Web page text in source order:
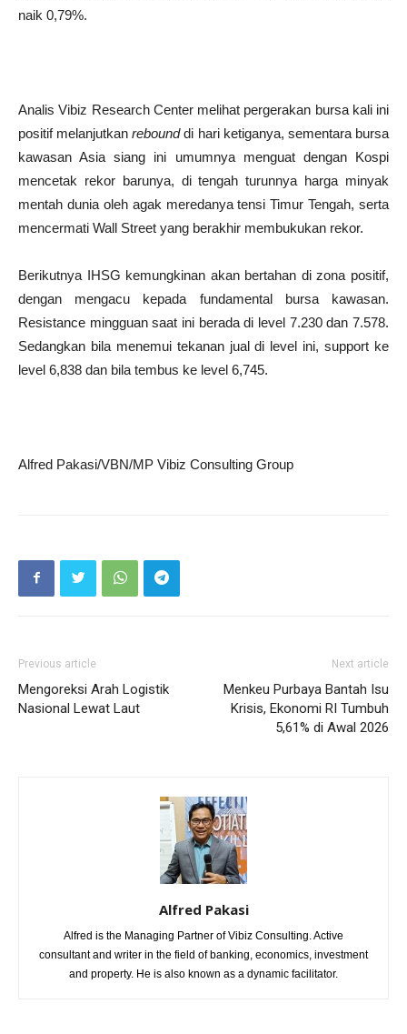
naik 0,79%.
Analis Vibiz Research Center melihat pergerakan bursa kali ini
positif melanjutkanrebounddi hari ketiganya, sementara bursa
kawasan Asia siang ini umumnya menguat dengan Kospi
mencetak rekor barunya, di tengah turunnya harga minyak
mentah dunia oleh agak meredanya tensi Timur Tengah, serta
mencermati Wall Street yang berakhir membukukan rekor.
Berikutnya IHSG kemungkinan akan bertahan di zona positif,
dengan mengacu kepada fundamental bursa kawasan.
Resistance mingguan saat ini berada di level 7.230 dan 7.578.
Sedangkan bila menemui tekanan jual di level ini, support ke
level 6,838 dan bila tembus ke level 6,745.
Alfred Pakasi/VBN/MP Vibiz Consulting Group
Previous article
Mengoreksi Arah Logistik
Nasional Lewat Laut
Next article
Menkeu Purbaya Bantah Isu
Krisis, Ekonomi RI Tumbuh
5,61% di Awal 2026
Alfred Pakasi
Alfred is the Managing Partner of Vibiz Consulting. Active
consultant and writer in the field of banking, economics, investment
and property. He is also known as a dynamic facilitator.